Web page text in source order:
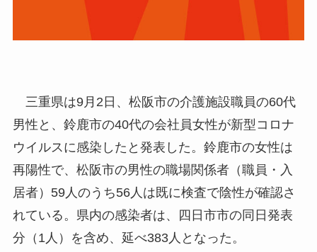
三重県は9月2日、松阪市の介護施設職員の60代
男性と、鈴鹿市の40代の会社員女性が新型コロナ
ウイルスに感染したと発表した。鈴鹿市の女性は
再陽性で、松阪市の男性の職場関係者（職員・入
居者）59人のうち56人は既に検査で陰性が確認さ
れている。県内の感染者は、四日市市の同日発表
分（1人）を含め、延べ383人となった。